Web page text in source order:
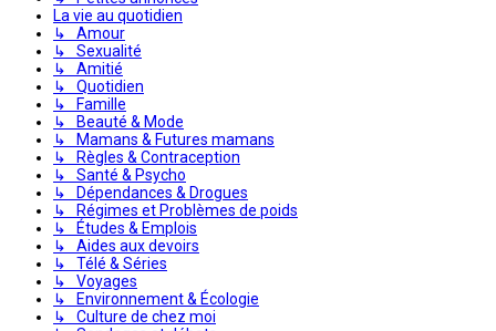
La vie au quotidien
↳ Amour
↳ Sexualité
↳ Amitié
↳ Quotidien
↳ Famille
↳ Beauté & Mode
↳ Mamans & Futures mamans
↳ Règles & Contraception
↳ Santé & Psycho
↳ Dépendances & Drogues
↳ Régimes et Problèmes de poids
↳ Études & Emplois
↳ Aides aux devoirs
↳ Télé & Séries
↳ Voyages
↳ Environnement & Écologie
↳ Culture de chez moi